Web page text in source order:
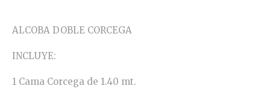
ALCOBA DOBLE CORCEGA
INCLUYE:
1 Cama Corcega de 1.40 mt.